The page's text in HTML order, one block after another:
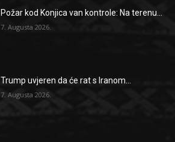
Požar kod Konjica van kontrole: Na terenu...
7. Augusta 2026.
Trump uvjeren da će rat s Iranom...
7. Augusta 2026.